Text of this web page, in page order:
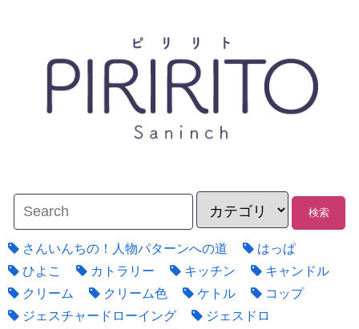
さんいんちの！人物パターンへの道
はっぱ
ひよこ
カトラリー キッチン
キャンドル
クリーム
クリーム色 ケトル
コップ
ジェスチャードローイング
ジェスドロ